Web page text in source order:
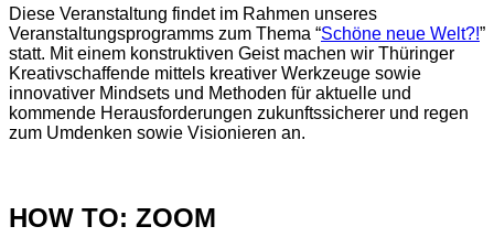
Diese Veranstaltung findet im Rahmen unseres
Veranstaltungsprogramms zum Thema “Schöne neue Welt?!”
statt. Mit einem konstruktiven Geist machen wir Thüringer
Kreativschaffende mittels kreativer Werkzeuge sowie
innovativer Mindsets und Methoden für aktuelle und
kommende Herausforderungen zukunftssicherer und regen
zum Umdenken sowie Visionieren an.
HOW TO: ZOOM